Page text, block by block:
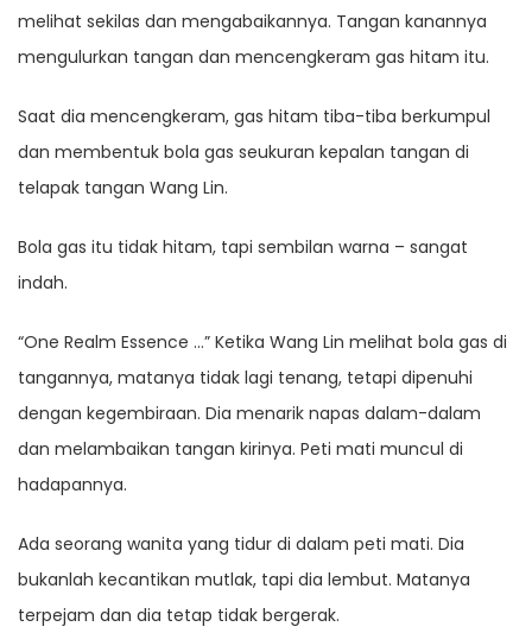
melihat sekilas dan mengabaikannya. Tangan kanannya
mengulurkan tangan dan mencengkeram gas hitam itu.
Saat dia mencengkeram, gas hitam tiba-tiba berkumpul
dan membentuk bola gas seukuran kepalan tangan di
telapak tangan Wang Lin.
Bola gas itu tidak hitam, tapi sembilan warna – sangat
indah.
“One Realm Essence …” Ketika Wang Lin melihat bola gas di
tangannya, matanya tidak lagi tenang, tetapi dipenuhi
dengan kegembiraan. Dia menarik napas dalam-dalam
dan melambaikan tangan kirinya. Peti mati muncul di
hadapannya.
Ada seorang wanita yang tidur di dalam peti mati. Dia
bukanlah kecantikan mutlak, tapi dia lembut. Matanya
terpejam dan dia tetap tidak bergerak.